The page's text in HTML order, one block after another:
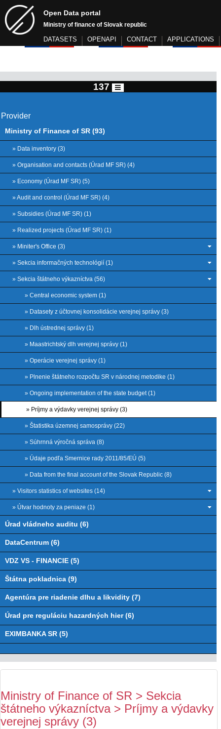
Open Data portal
Ministry of finance of Slovak republic
DATASETS OPENAPI CONTACT APPLICATIONS
137
Provider
Ministry of Finance of SR (93)
» Data inventory (3)
» Organisation and contacts (Úrad MF SR) (4)
» Economy (Úrad MF SR) (5)
» Audit and control (Úrad MF SR) (4)
» Subsidies (Úrad MF SR) (1)
» Realized projects (Úrad MF SR) (1)
» Miniter's Office (3)
» Sekcia informačných technológií (1)
» Sekcia štátneho výkazníctva (56)
» Central economic system (1)
» Datasety z účtovnej konsolidácie verejnej správy (3)
» Dlh ústrednej správy (1)
» Maastrichtský dlh verejnej správy (1)
» Operácie verejnej správy (1)
» Plnenie štátneho rozpočtu SR v národnej metodike (1)
» Ongoing implementation of the state budget (1)
» Príjmy a výdavky verejnej správy (3)
» Štatistika územnej samosprávy (22)
» Súhrnná výročná správa (8)
» Údaje podľa Smernice rady 2011/85/EÚ (5)
» Data from the final account of the Slovak Republic (8)
» Visitors statistics of websites (14)
» Útvar hodnoty za peniaze (1)
Úrad vládneho auditu (6)
DataCentrum (6)
VDZ VS - FINANCIE (5)
Štátna pokladnica (9)
Agentúra pre riadenie dlhu a likvidity (7)
Úrad pre reguláciu hazardných hier (6)
EXIMBANKA SR (5)
Ministry of Finance of SR > Sekcia
štátneho výkazníctva > Príjmy a výdavky
verejnej správy (3)